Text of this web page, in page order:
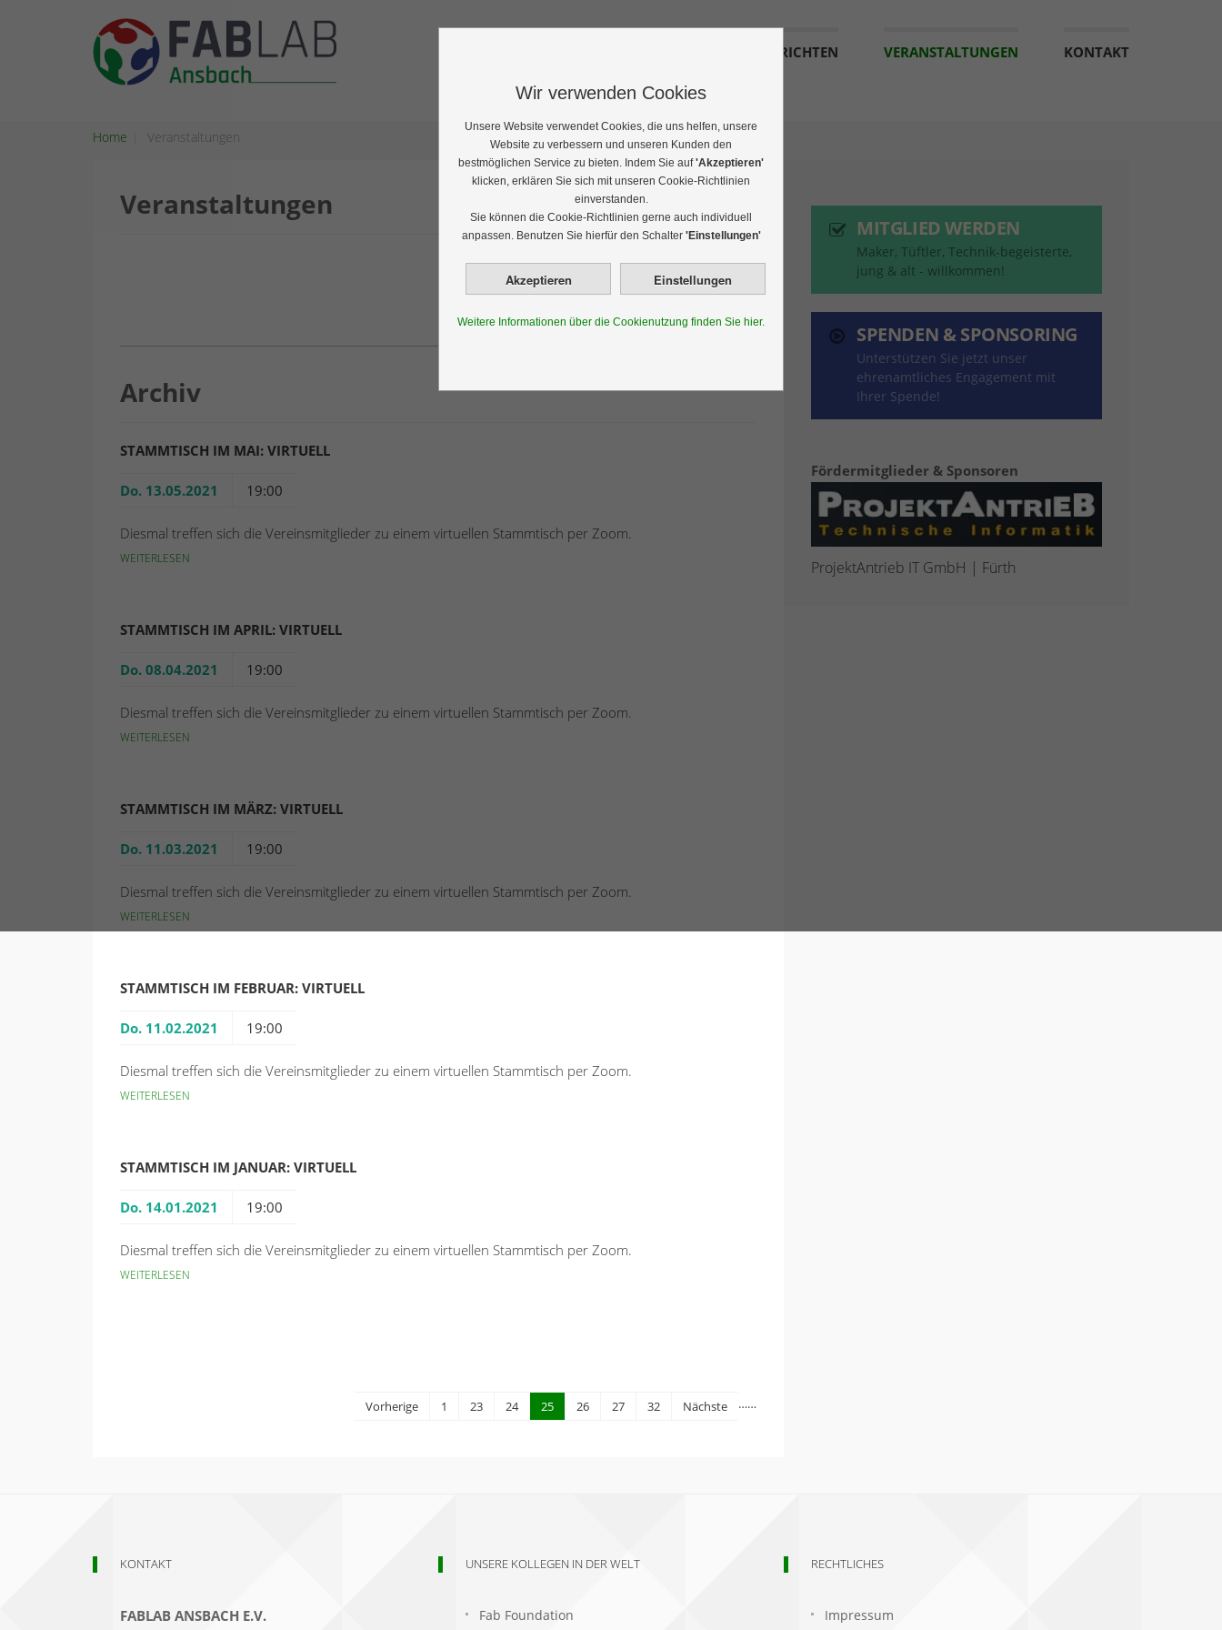
NACHRICHTEN VERANSTALTUNGEN KONTAKT
Home Veranstaltungen
Veranstaltungen
Vorherige 1 2
Archiv
STAMMTISCH IM MAI: VIRTUELL
Do. 13.05.2021 19:00
Diesmal treffen sich die Vereinsmitglieder zu einem virtuellen Stammtisch per Zoom.
WEITERLESEN
STAMMTISCH IM APRIL: VIRTUELL
Do. 08.04.2021 19:00
Diesmal treffen sich die Vereinsmitglieder zu einem virtuellen Stammtisch per Zoom.
WEITERLESEN
STAMMTISCH IM MÄRZ: VIRTUELL
Do. 11.03.2021 19:00
Diesmal treffen sich die Vereinsmitglieder zu einem virtuellen Stammtisch per Zoom.
WEITERLESEN
STAMMTISCH IM FEBRUAR: VIRTUELL
Do. 11.02.2021 19:00
Diesmal treffen sich die Vereinsmitglieder zu einem virtuellen Stammtisch per Zoom.
WEITERLESEN
STAMMTISCH IM JANUAR: VIRTUELL
Do. 14.01.2021 19:00
Diesmal treffen sich die Vereinsmitglieder zu einem virtuellen Stammtisch per Zoom.
WEITERLESEN
Vorherige 1 …
23 24 25 26 27 …
32 Nächste
MITGLIED WERDEN
Maker, Tüftler, Technik-begeisterte,
jung & alt - willkommen!
SPENDEN & SPONSORING
Unterstützen Sie jetzt unser
ehrenamtliches Engagement mit
Ihrer Spende!
Fördermitglieder & Sponsoren
ProjektAntrieb IT GmbH | Fürth
KONTAKT
FABLAB ANSBACH E.V.
UNSERE KOLLEGEN IN DER WELT
Fab Foundation
RECHTLICHES
Impressum
Wir verwenden Cookies
Unsere Website verwendet Cookies, die uns helfen, unsere
Website zu verbessern und unseren Kunden den
bestmöglichen Service zu bieten. Indem Sie auf'Akzeptieren'
klicken, erklären Sie sich mit unseren Cookie-Richtlinien
einverstanden.
Sie können die Cookie-Richtlinien gerne auch individuell
anpassen. Benutzen Sie hierfür den Schalter 'Einstellungen'
Weitere Informationen über die Cookienutzung finden Sie hier.